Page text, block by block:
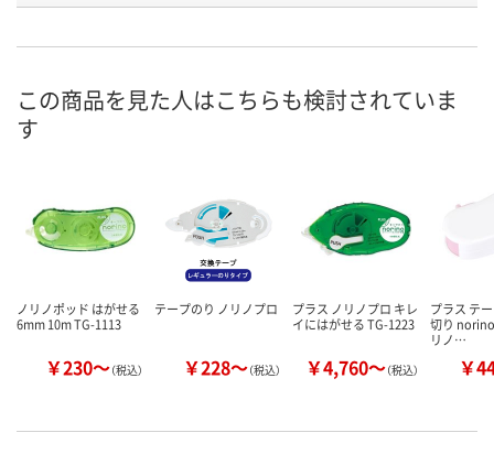
8月8日（土）
この商品を見た人はこちらも検討されていま
す
ノリノポッド はがせる
6mm 10m TG-1113
￥230～（税込）
テープのり ノリノプロ
￥228～（税込）
プラス ノリノプロ キレ
イにはがせる TG-1223
￥4,760～（税込）
プラス テ
切り norino
リノ…
￥